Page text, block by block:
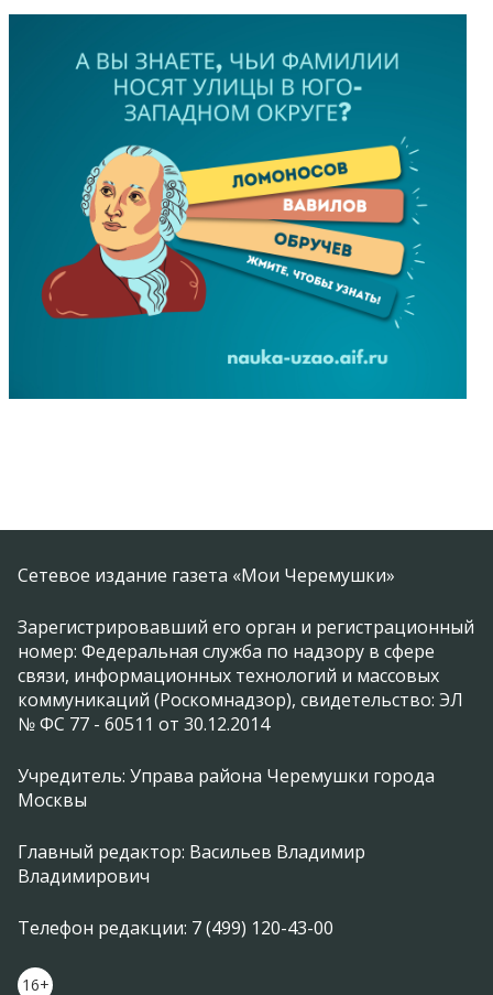
Сетевое издание газета «Мои Черемушки»
Зарегистрировавший его орган и регистрационный
номер: Федеральная служба по надзору в сфере
связи, информационных технологий и массовых
коммуникаций (Роскомнадзор), свидетельство: ЭЛ
№ ФС 77 - 60511 от 30.12.2014
Учредитель: Управа района Черемушки города
Москвы
Главный редактор: Васильев Владимир
Владимирович
Телефон редакции: 7 (499) 120-43-00
16+